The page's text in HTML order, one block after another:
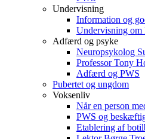
Undervisning
Information og
Undervisning om
Adfærd og psyke
Neuropsykolog
Professor Tony
Adfærd og PWS
Pubertet og ungdom
Voksenliv
Når en person
PWS og
Etablering af